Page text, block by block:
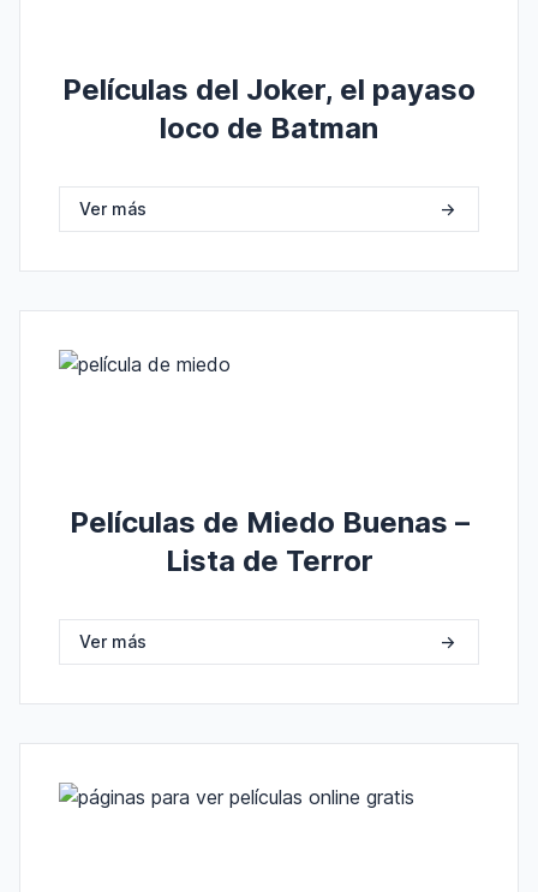
Películas del Joker, el payaso
loco de Batman
Ver más ->
Películas de Miedo Buenas –
Lista de Terror
Ver más ->